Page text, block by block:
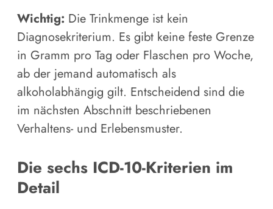
Wichtig: Die Trinkmenge ist kein
Diagnosekriterium. Es gibt keine feste Grenze
in Gramm pro Tag oder Flaschen pro Woche,
ab der jemand automatisch als
alkoholabhängig gilt. Entscheidend sind die
im nächsten Abschnitt beschriebenen
Verhaltens- und Erlebensmuster.
Die sechs ICD-10-Kriterien im
Detail